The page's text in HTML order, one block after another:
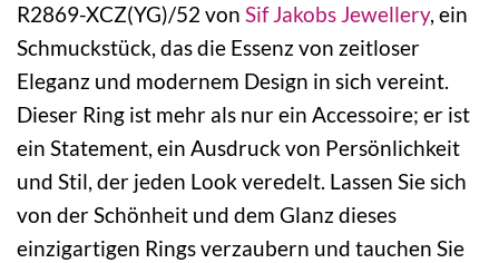
R2869-XCZ(YG)/52 von Sif Jakobs Jewellery, ein
Schmuckstück, das die Essenz von zeitloser
Eleganz und modernem Design in sich vereint.
Dieser Ring ist mehr als nur ein Accessoire; er ist
ein Statement, ein Ausdruck von Persönlichkeit
und Stil, der jeden Look veredelt. Lassen Sie sich
von der Schönheit und dem Glanz dieses
einzigartigen Rings verzaubern und tauchen Sie